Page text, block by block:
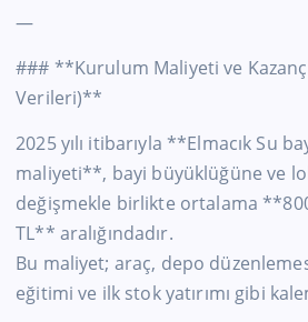
—
### **Kurulum Maliyeti ve Kazanç
Verileri)**
2025 yılı itibarıyla **Elmacık Su
maliyeti**, bayi büyüklüğüne ve
değişmekle birlikte ortalama
TL** aralığındadır.
Bu maliyet; araç, depo
eğitimi ve ilk stok yatırımı gibi